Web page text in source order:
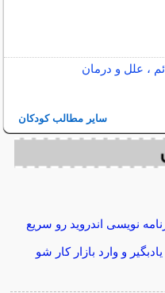
، علل و درمان
سایر مطالب کودکان
نویسی اندروید رو سریع
یادبگیر و وارد بازار کار شو